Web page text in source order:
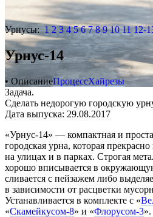
Урнусы:1 2 3 4 5 6 7 8 9 10 11 12-
Урнус-14
• ОписаниеПроцессХайрезы
Задача.
Сделать недорогую городскую
Дата выпуска: 29.08.2017
«Урнус-14» — компактная и
городская урна, которая
на улицах и в парках. Строгая
хорошо вписывается в
сливается с пейзажем либо
в зависимости от расцветки
Устанавливается в комплекте с «
«Скамейкусом-8» и «Флорусом-3».